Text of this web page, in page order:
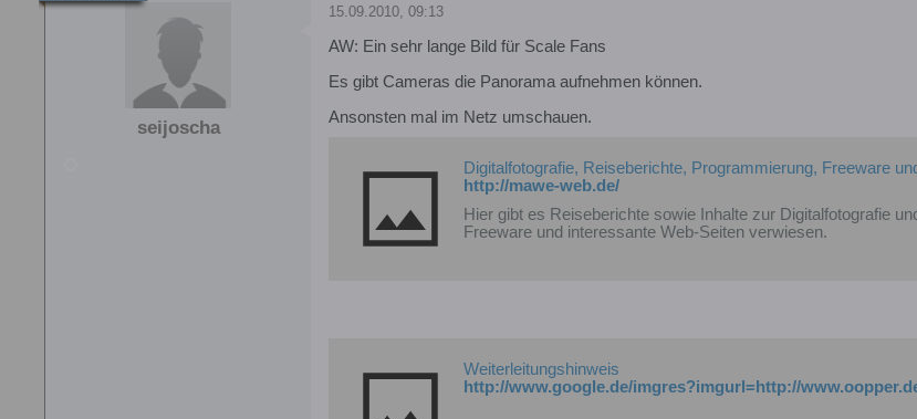
seijoscha
15.09.2010, 09:13
AW: Ein sehr lange Bild für Scale Fans
Es gibt Cameras die Panorama aufnehmen können.
Ansonsten mal im Netz umschauen.
Digitalfotografie, Reiseberichte, Programmierung, Freeware
http://mawe-web.de/
Hier gibt es Reiseberichte sowie Inhalte zur Digitalfotografie
Freeware und interessante Web-Seiten verwiesen.
Weiterleitungshinweis